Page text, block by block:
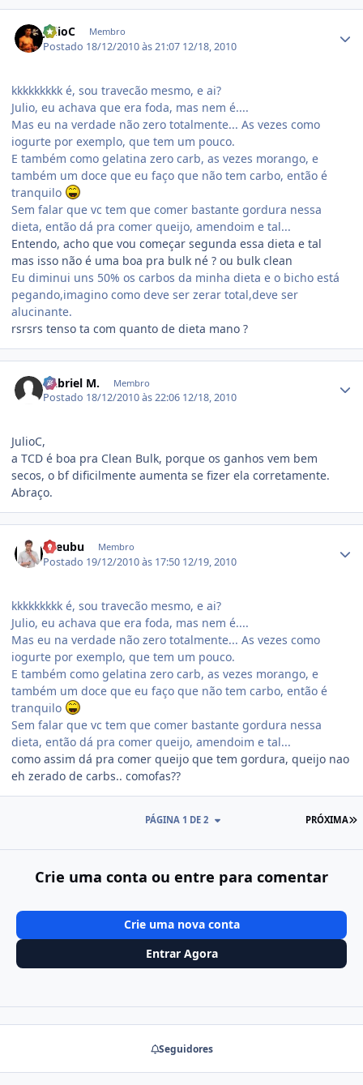
JulioC Membro
Postado 18/12/2010 às 21:07 12/18, 2010
kkkkkkkkk é, sou travecão mesmo, e ai?
Julio, eu achava que era foda, mas nem é....
Mas eu na verdade não zero totalmente... As vezes como
iogurte por exemplo, que tem um pouco.
E também como gelatina zero carb, as vezes morango, e
também um doce que eu faço que não tem carbo, então é
tranquilo
Sem falar que vc tem que comer bastante gordura nessa
dieta, então dá pra comer queijo, amendoim e tal...
Entendo, acho que vou começar segunda essa dieta e tal
mas isso não é uma boa pra bulk né ? ou bulk clean
Eu diminui uns 50% os carbos da minha dieta e o bicho está
pegando,imagino como deve ser zerar total,deve ser
alucinante.
rsrsrs tenso ta com quanto de dieta mano ?
Gabriel M. Membro
Postado 18/12/2010 às 22:06 12/18, 2010
JulioC,
a TCD é boa pra Clean Bulk, porque os ganhos vem bem
secos, o bf dificilmente aumenta se fizer ela corretamente.
Abraço.
axeubu Membro
Postado 19/12/2010 às 17:50 12/19, 2010
kkkkkkkkk é, sou travecão mesmo, e ai?
Julio, eu achava que era foda, mas nem é....
Mas eu na verdade não zero totalmente... As vezes como
iogurte por exemplo, que tem um pouco.
E também como gelatina zero carb, as vezes morango, e
também um doce que eu faço que não tem carbo, então é
tranquilo
Sem falar que vc tem que comer bastante gordura nessa
dieta, então dá pra comer queijo, amendoim e tal...
como assim dá pra comer queijo que tem gordura, queijo nao
eh zerado de carbs.. comofas??
PRÓXIMA
PÁGINA 1 DE 2
Crie uma conta ou entre para comentar
Crie uma nova conta
Entrar Agora
Seguidores